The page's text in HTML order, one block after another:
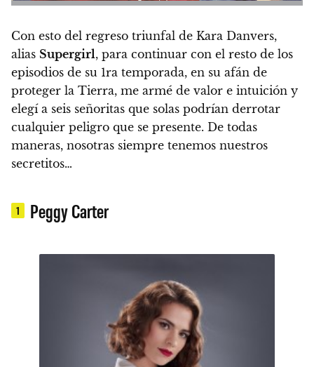
Con esto del regreso triunfal de Kara Danvers,
alias Supergirl, para continuar con el resto de los
episodios de su 1ra temporada, en su afán de
proteger la Tierra, me armé de valor e intuición y
elegí a seis señoritas que solas podrían derrotar
cualquier peligro que se presente. De todas
maneras, nosotras siempre tenemos nuestros
secretitos…
1 Peggy Carter